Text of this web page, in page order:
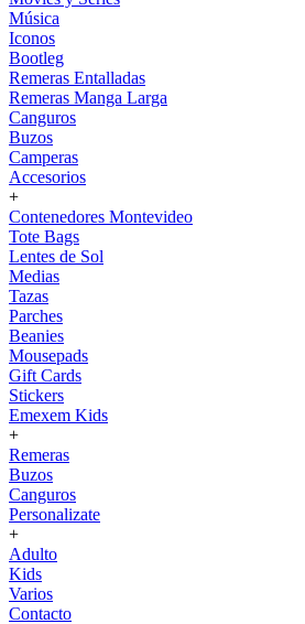
Música
Iconos
Bootleg
Remeras Entalladas
Remeras Manga Larga
Canguros
Buzos
Camperas
Accesorios
+
Contenedores Montevideo
Tote Bags
Lentes de Sol
Medias
Tazas
Parches
Beanies
Mousepads
Gift Cards
Stickers
Emexem Kids
+
Remeras
Buzos
Canguros
Personalizate
+
Adulto
Kids
Varios
Contacto